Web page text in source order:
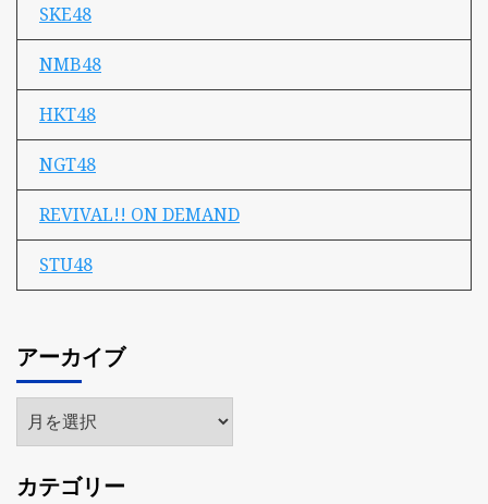
SKE48
NMB48
HKT48
NGT48
REVIVAL!! ON DEMAND
STU48
アーカイブ
ア
ー
イ
カテゴリー